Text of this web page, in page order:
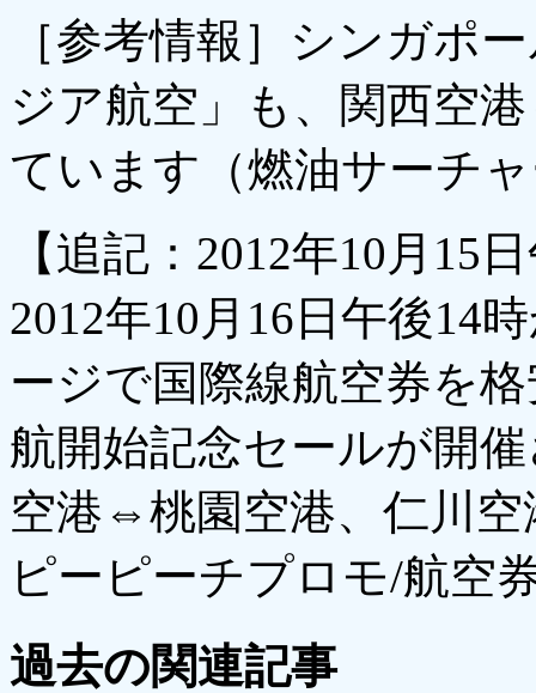
［参考情報］シンガポ
ジア航空」も、関西空
ています（燃油サーチ
【追記：2012年10月15
2012年10月16日午後14
ージで国際線航空券を
航開始記念セールが開
空港⇔桃園空港、仁川
ピーピーチプロモ/航空
過去の関連記事